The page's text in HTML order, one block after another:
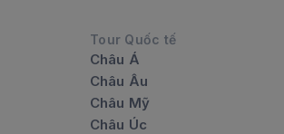
Tour Quốc tế
Châu Á
Châu Âu
Châu Mỹ
Châu Úc